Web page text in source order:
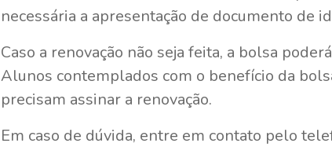
necessária a apresentação de documento de
Caso a renovação não seja feita, a bolsa
Alunos contemplados com o benefício da
precisam assinar a renovação.
Em caso de dúvida, entre em contato pelo